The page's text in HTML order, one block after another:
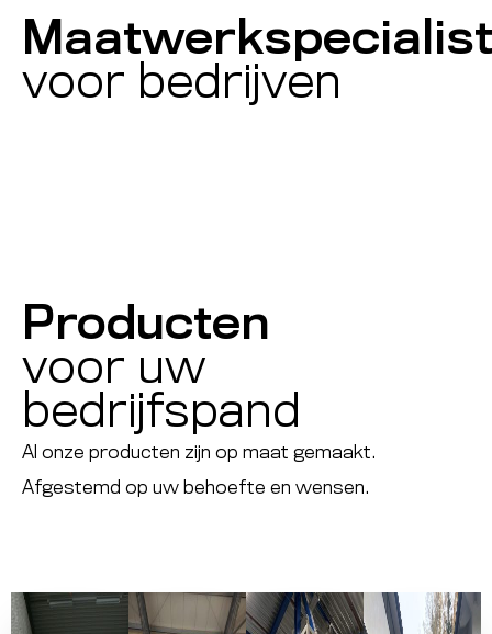
Maatwerkspecialist
voor bedrijven
Producten
voor uw
bedrijfspand
Al onze producten zijn op maat gemaakt.
Afgestemd op uw behoefte en wensen.